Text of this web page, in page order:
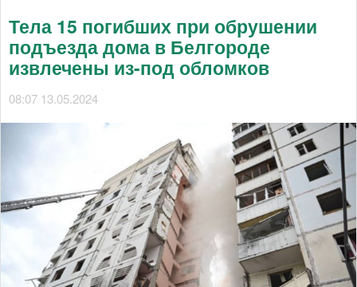
Тела 15 погибших при обрушении
подъезда дома в Белгороде
извлечены из-под обломков
08:07 13.05.2024